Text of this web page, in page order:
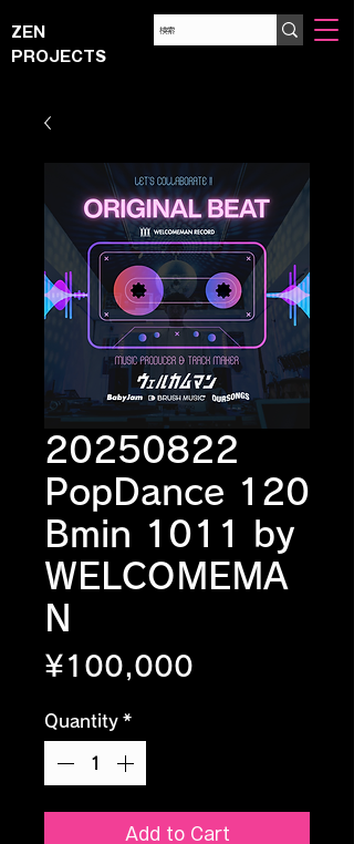
ZEN
PROJECTS
20250822
PopDance 120
Bmin 1011 by
WELCOMEMA
N
¥100,000
Quantity *
Add to Cart